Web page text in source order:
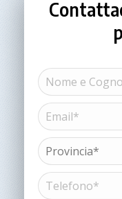
Nome
e
Cognome
o
Ragione
sociale*
(Obbligatorio)
Nome
Email*
(Obbligatorio)
Provincia*
(Obbligatorio)
Telefono*
(Obbligatorio)